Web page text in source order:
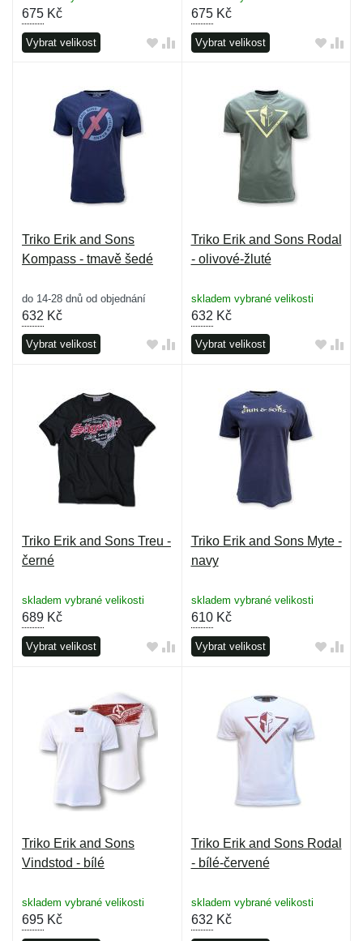
675 Kč
Vybrat velikost
675Kč
Vybrat velikost
Triko Erik and Sons
Kompass - tmavě šedé
do 14-28 dnů od objednání
632 Kč
Vybrat velikost
Triko Erik and Sons Rodal
- olivové-žluté
skladem vybrané velikosti
632 Kč
Vybrat velikost
Triko Erik and Sons Treu -
černé
skladem vybrané velikosti
689 Kč
Vybrat velikost
Triko Erik and Sons Myte -
navy
skladem vybrané velikosti
610Kč
Vybrat velikost
Triko Erik and Sons
Vindstod - bílé
skladem vybrané velikosti
695 Kč
Triko Erik and Sons Rodal
- bílé-červené
skladem vybrané velikosti
632 Kč